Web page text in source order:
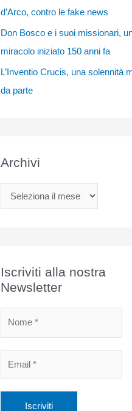
d’Arco, contro le fake news
Don Bosco e i suoi missionari,
miracolo iniziato 150 anni fa
L’Inventio Crucis, una solennità
da parte
Archivi
r
v
Iscriviti alla nostra
Newsletter